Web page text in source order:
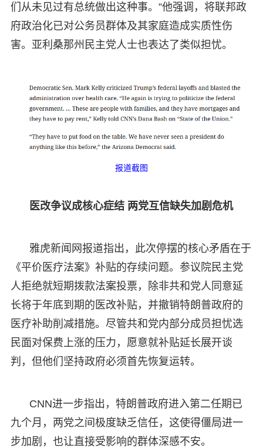
们从未见过有总统做出这种事。”他强调，将联邦政
府政治化已对公务员群体及其家庭造成实质性伤
害。亚利桑那州民主党人士也表达了类似担忧。
报道截图
医改争议成核心症结 两党互信缺失加剧危机
雅虎新闻网报道指出，此次停摆的核心矛盾在于
《平价医疗法案》补贴的存续问题。参议院民主党
人拒绝就短期拨款法案投票，除非共和党人同意延
长将于年底到期的医改补贴，并撤销特朗普政府的
医疗补助削减措施。尽管共和党内部分成员担忧选
民面对保费上涨的压力，愿意就补贴延长展开谈
判，但他们坚持政府必须首先恢复运转。
CNN进一步指出，特朗普政府进入第二任期已
九个月，两党之间极度缺乏信任，这使得僵局进一
步加剧，也让直接受影响的群体深感不安。